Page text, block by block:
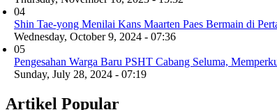
04
Shin Tae-yong Menilai Kans Maarten Paes Bermain di
Wednesday, October 9, 2024 - 07:36
05
Pengesahan Warga Baru PSHT Cabang Seluma,
Sunday, July 28, 2024 - 07:19
Artikel Popular